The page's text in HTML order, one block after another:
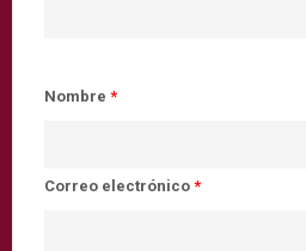
Nombre *
Correo electrónico *